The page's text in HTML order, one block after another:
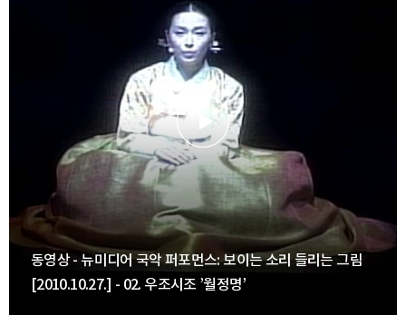
동영상 - 뉴미디어 국악 퍼포먼스: 보이는 소리 들리는 그림
[2010.10.27.] - 02. 우조시조 ’월정명’